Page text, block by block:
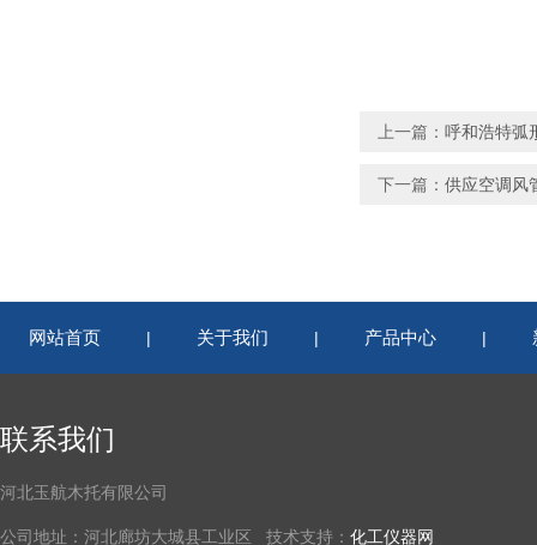
上一篇： 呼和浩特弧
下一篇： 供应空调风
网站首页 | 关于我们 | 产品中心 |
联系我们
河北玉航木托有限公司
公司地址：河北廊坊大城县工业区 技术支持： 化工仪器网